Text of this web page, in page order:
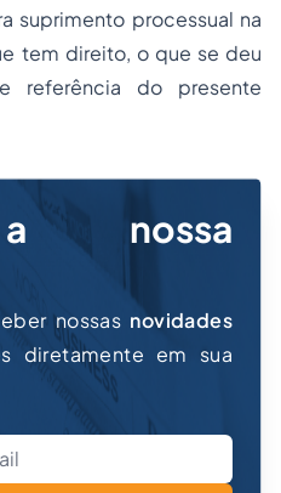
suprimento processual na
tem direito, o que se deu
referência do presente
nossa
nossas novidades
diretamente em sua